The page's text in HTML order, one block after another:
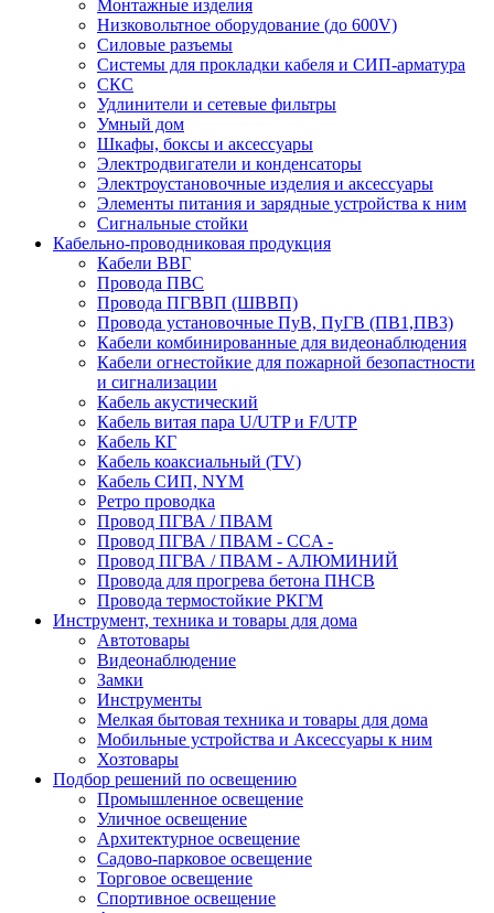
Монтажные изделия
Низковольтное оборудование (до 600V)
Силовые разъемы
Системы для прокладки кабеля и СИП-арматура
СКС
Удлинители и сетевые фильтры
Умный дом
Шкафы, боксы и аксессуары
Электродвигатели и конденсаторы
Электроустановочные изделия и аксессуары
Элементы питания и зарядные устройства к ним
Сигнальные стойки
Кабельно-проводниковая продукция
Кабели ВВГ
Провода ПВС
Провода ПГВВП (ШВВП)
Провода установочные ПуВ, ПуГВ (ПВ1,ПВ3)
Кабели комбинированные для видеонаблюдения
Кабели огнестойкие для пожарной безопастности
и сигнализации
Кабель акустический
Кабель витая пара U/UTP и F/UTP
Кабель КГ
Кабель коаксиальный (TV)
Кабель СИП, NYM
Ретро проводка
Провод ПГВА / ПВАМ
Провод ПГВА / ПВАМ - CCA -
Провод ПГВА / ПВАМ - АЛЮМИНИЙ
Провода для прогрева бетона ПНСВ
Провода термостойкие РКГМ
Инструмент, техника и товары для дома
Автотовары
Видеонаблюдение
Замки
Инструменты
Мелкая бытовая техника и товары для дома
Мобильные устройства и Аксессуары к ним
Хозтовары
Подбор решений по освещению
Промышленное освещение
Уличное освещение
Архитектурное освещение
Садово-парковое освещение
Торговое освещение
Спортивное освещение